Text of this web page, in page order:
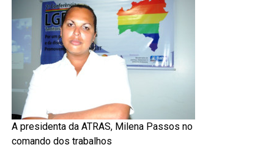
A presidenta da ATRAS, Milena Passos no
comando dos trabalhos